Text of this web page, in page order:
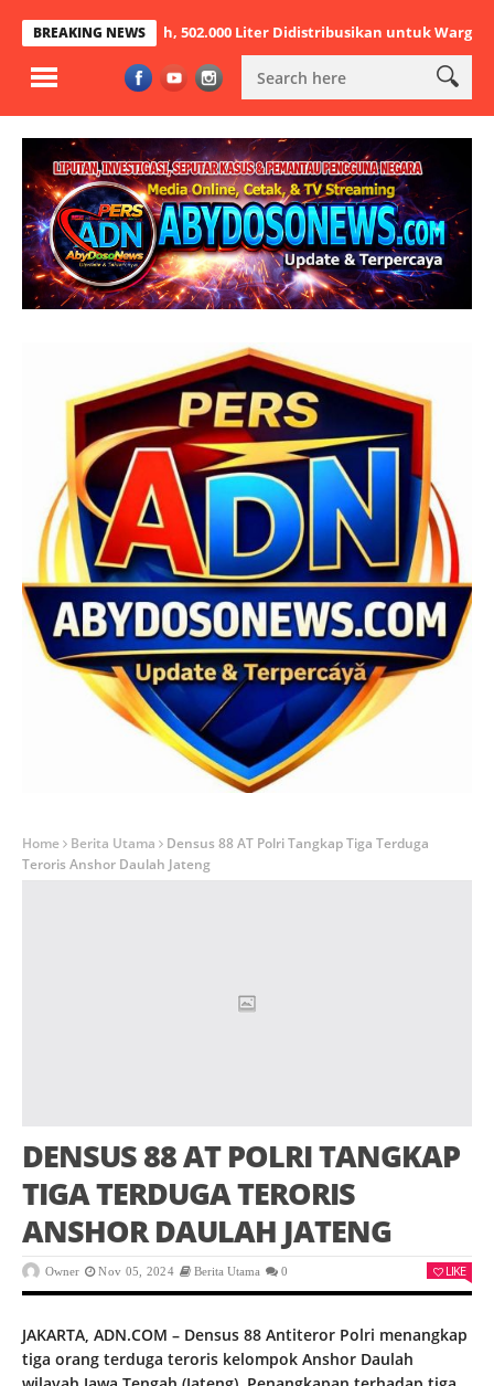
BREAKING NEWS
Air Bersih, 502.000 Liter Didistribusikan untuk Warga Terdampak
Home Berita Utama
Densus 88 AT Polri Tangkap Tiga Terduga
Teroris Anshor Daulah Jateng
DENSUS 88 AT POLRI TANGKAP
TIGA TERDUGA TERORIS
ANSHOR DAULAH JATENG
Owner Nov 05, 2024 Berita Utama 0 LIKE
JAKARTA, ADN.COM – Densus 88 Antiteror Polri menangkap
tiga orang terduga teroris kelompok Anshor Daulah